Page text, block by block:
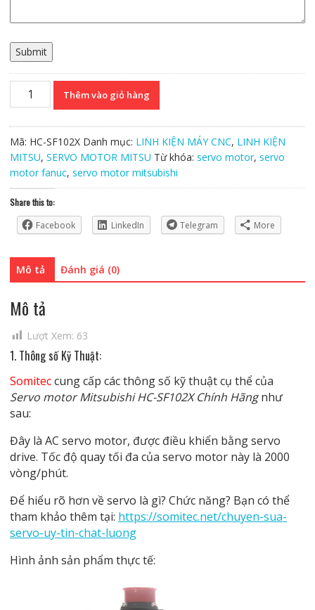
Submit
Servo
motor
SF102X
Chính
Hãng
số
Thêm vào giỏ hàng
Mã: HC-SF102X Danh mục: LINH KIỆN MÁY CNC, LINH KIỆN
MITSU, SERVO MOTOR MITSU Từ khóa: servo motor, servo
motor fanuc, servo motor mitsubishi
Share this to:
Facebook
LinkedIn Telegram More
Mô tả Đánh giá (0)
Mô tả
Lượt Xem: 63
1. Thông số Kỹ Thuật:
Somiteccung cấp các thông số kỹ thuật cụ thể của
Servo motor Mitsubishi HC-SF102X Chính Hãngnhư
sau:
Đây là AC servo motor, được điều khiển bằng servo
drive. Tốc độ quay tối đa của servo motor này là 2000
vòng/phút.
Để hiểu rõ hơn về servo là gì? Chức năng? Bạn có thể
tham khảo thêm tại: https://somitec.net/chuyen-sua-
servo-uy-tin-chat-luong
Hình ảnh sản phẩm thực tế: